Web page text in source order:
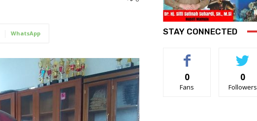
WhatsApp STAY CONNECTED
0
Fans
0
Followers